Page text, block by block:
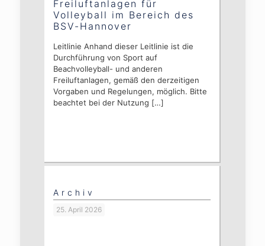
Freiluftanlagen für
Volleyball im Bereich des
BSV-Hannover
Leitlinie Anhand dieser Leitlinie ist die
Durchführung von Sport auf
Beachvolleyball- und anderen
Freiluftanlagen, gemäß den derzeitigen
Vorgaben und Regelungen, möglich. Bitte
beachtet bei der Nutzung […]
Archiv
25. April 2026